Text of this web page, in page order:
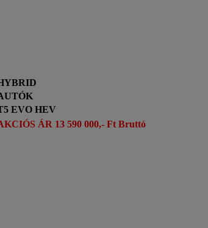
EVO HEV
ÁR 13 590 000,- Ft Bruttó